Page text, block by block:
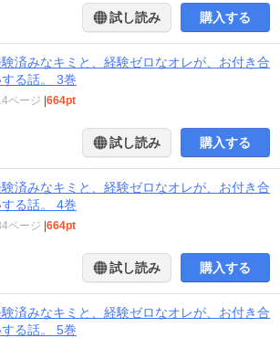
試し読み 購入する
済みなキミと、経験ゼロなオレが、お付き合
する話。 3巻
ページ |664pt
試し読み 購入する
済みなキミと、経験ゼロなオレが、お付き合
する話。 4巻
ページ |664pt
試し読み 購入する
済みなキミと、経験ゼロなオレが、お付き合
する話。 5巻